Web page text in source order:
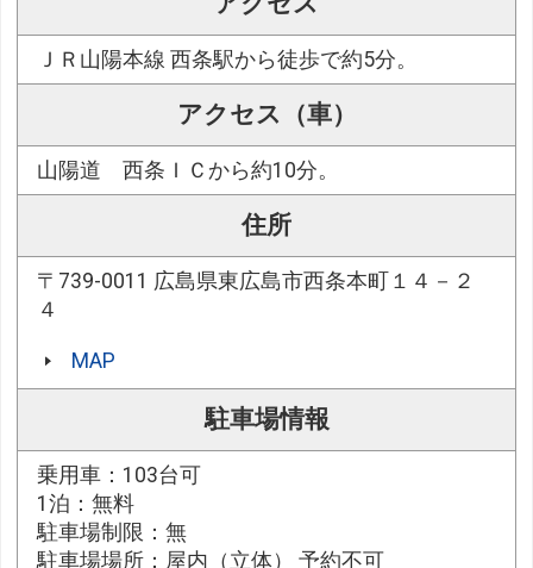
ＪＲ山陽本線 西条駅から徒歩で約5分。
アクセス（車）
山陽道 西条ＩＣから約10分。
住所
〒739-0011 広島県東広島市西条本町１４－２
４
MAP
駐車場情報
乗用車：103台可
1泊：無料
駐車場制限：無
駐車場場所：屋内（立体） 予約不可